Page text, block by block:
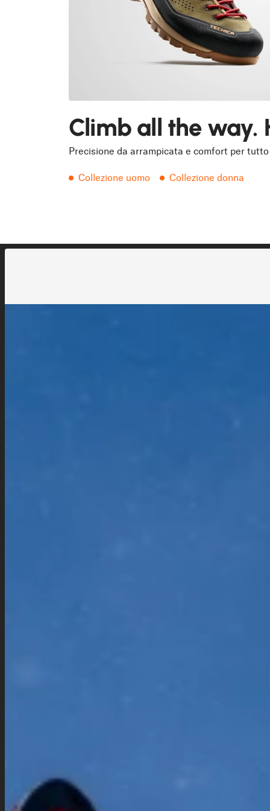
Climb all the way.
Precisione da arrampicata e comfort per
Collezione uomo Collezione donna